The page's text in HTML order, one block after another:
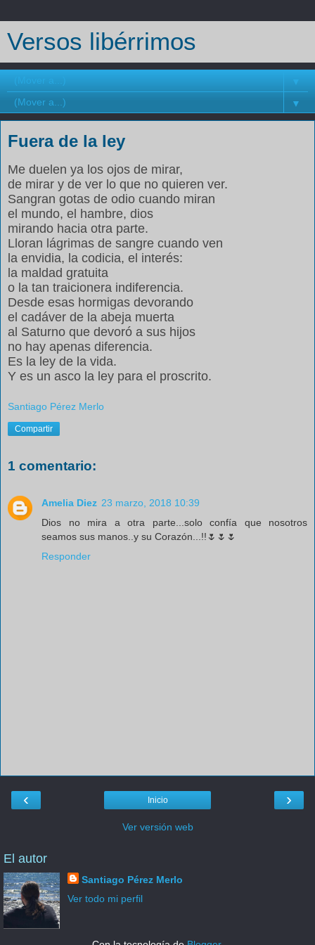
Versos libérrimos
▼
▼
Fuera de la ley
Me duelen ya los ojos de mirar,
de mirar y de ver lo que no quieren ver.
Sangran gotas de odio cuando miran
el mundo, el hambre, dios
mirando hacia otra parte.
Lloran lágrimas de sangre cuando ven
la envidia, la codicia, el interés:
la maldad gratuita
o la tan traicionera indiferencia.
Desde esas hormigas devorando
el cadáver de la abeja muerta
al Saturno que devoró a sus hijos
no hay apenas diferencia.
Es la ley de la vida.
Y es un asco la ley para el proscrito.
Santiago Pérez Merlo
Compartir
1 comentario:
Amelia Diez 23 marzo, 2018 10:39
Dios no mira a otra parte...solo confía que nosotros
seamos sus manos..y su Corazón...!!🌷🌷🌷
Responder
‹ ›
Inicio
Ver versión web
El autor
Santiago Pérez Merlo
Ver todo mi perfil